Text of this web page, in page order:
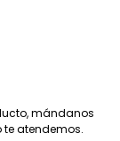
mándanos
te atendemos.